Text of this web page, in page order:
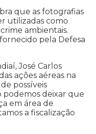
que as fotografias
utilizadas como
ambientais.
pela Defesa
José Carlos
ações aéreas na
possíveis
podemos deixar que
em área de
a fiscalização